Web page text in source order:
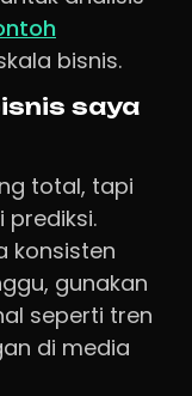
bisnis.
saya
total, tapi
konsisten
gunakan
seperti tren
di media